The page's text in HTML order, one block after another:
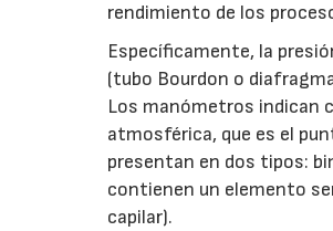
rendimiento de los
Específicamente, la
(tubo Bourdon o
Los manómetros indican
atmosférica, que es el
presentan en dos tipos:
contienen un elemento
capilar).